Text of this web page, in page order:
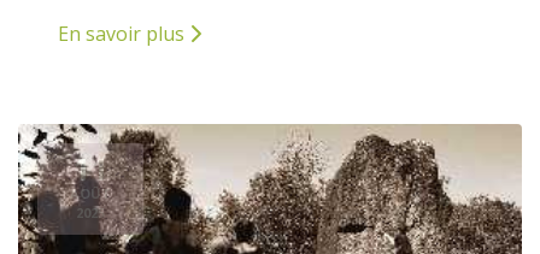
En savoir plus
11
AOÛT
2025